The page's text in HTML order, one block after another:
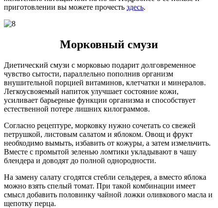
приготовлении вы можете прочесть здесь.
Морковный смузи
Диетический смузи с морковью подарит долговременное
чувство сытости, параллельно пополнив организм
внушительной порцией витаминов, клетчатки и минералов.
Легкоусвояемый напиток улучшает состояние кожи,
усиливает барьерные функции организма и способствует
естественной потере лишних килограммов.
Согласно рецептуре, морковку нужно сочетать со свежей
петрушкой, листовым салатом и яблоком. Овощ и фрукт
необходимо вымыть, избавить от кожуры, а затем измельчить.
Вместе с промытой зеленью ломтики укладывают в чашу
блендера и доводят до полной однородности.
На замену салату сгодятся стебли сельдерея, а вместо яблока
можно взять спелый томат. При такой комбинации имеет
смысл добавить половинку чайной ложки оливкового масла и
щепотку перца.